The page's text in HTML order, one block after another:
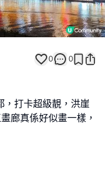
0 0
，打卡超級靚，洪崖
廊真係好似畫一樣，